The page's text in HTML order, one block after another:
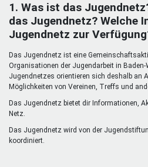
Freizeit & Reisen
Mentoren & Projekte
Schule & Beruf
Demokratie & Beteiligung
Vor Ort
1. Was ist das
das Jugendnetz? Welche
Jugendnetz zur
Das Jugendnetz ist eine
Organisationen der Jugendarbeit in
Jugendnetzes orientieren sich deshalb an
Möglichkeiten von Vereinen, Treffs und
Das Jugendnetz bietet dir Informationen,
Netz.
Das Jugendnetz wird von der
koordiniert.